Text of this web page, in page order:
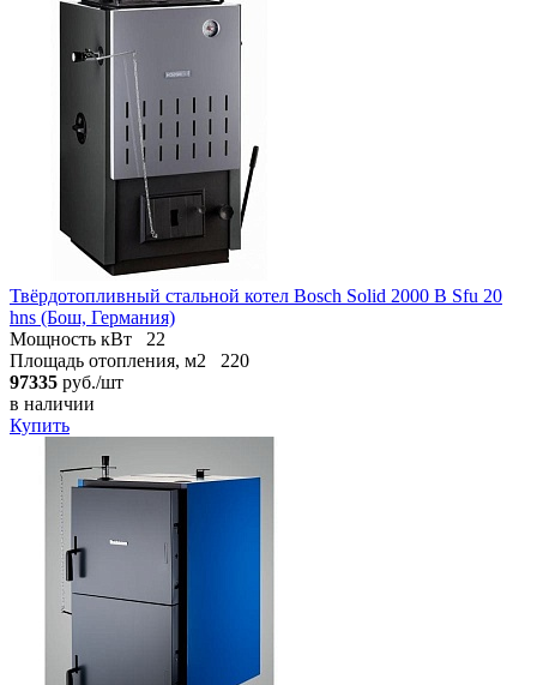
Твёрдотопливный стальной котел Bosch Solid 2000 B Sfu 20
hns (Бош, Германия)
Мощность кВт
22
Площадь отопления, м2
220
97335 руб./шт
в наличии
Купить